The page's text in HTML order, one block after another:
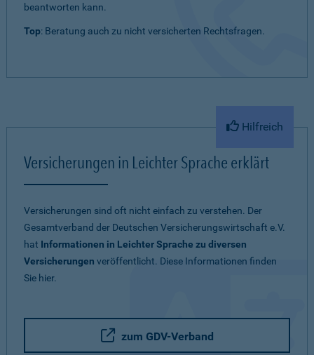
beantworten kann.
Top: Beratung auch zu nicht versicherten Rechtsfragen.
Hilfreich
Versicherungen in Leichter Sprache erklärt
Versicherungen sind oft nicht einfach zu verstehen. Der
Gesamtverband der Deutschen Versicherungswirtschaft e.V.
hat Informationen in Leichter Sprache zu diversen
Versicherungen veröffentlicht. Diese Informationen finden
Sie hier.
zum GDV-Verband